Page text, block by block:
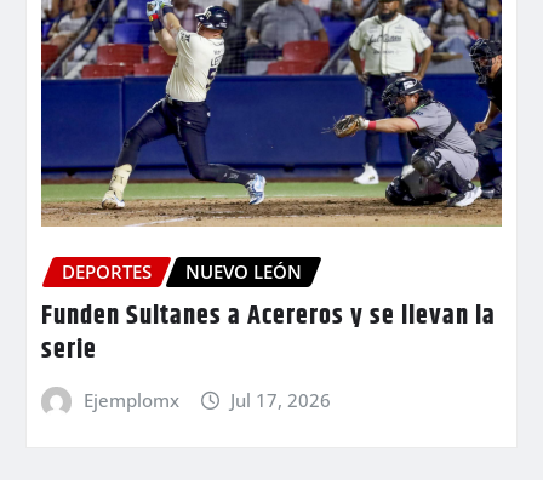
DEPORTES NUEVO LEÓN
Funden Sultanes a Acereros y se llevan la
serie
Ejemplomx Jul 17, 2026